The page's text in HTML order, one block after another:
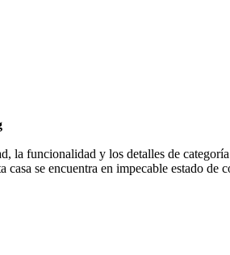
la funcionalidad y los detalles de
se encuentra en impecable estado de